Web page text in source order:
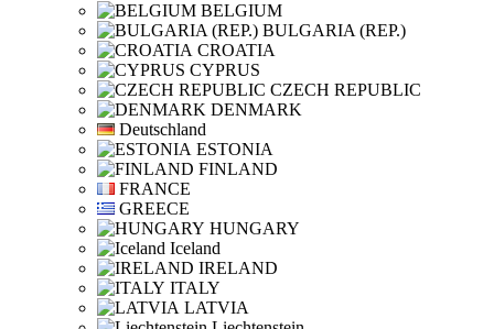
BELGIUM
BULGARIA (REP.)
CROATIA
CYPRUS
CZECH REPUBLIC
DENMARK
Deutschland
ESTONIA
FINLAND
FRANCE
GREECE
HUNGARY
Iceland
IRELAND
ITALY
LATVIA